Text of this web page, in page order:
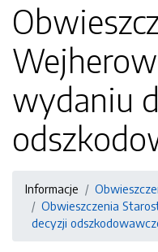
wydaniu
Informacje
Obwieszczenia
decyzji